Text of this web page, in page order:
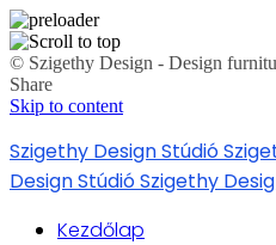
© Szigethy Design - Design
Share
Skip to content
Szigethy Design Stúdió
Design StúdióSzigethy
Kezdőlap